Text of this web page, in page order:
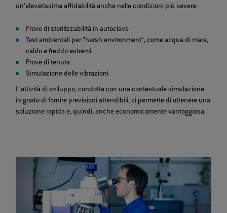
un’elevatissima affidabilità anche nelle condizioni più severe:
Prove di sterilizzabilità in autoclave
Test ambientali per “harsh environment“, come acqua di mare,
caldo e freddo estremi
Prove di tenuta
Simulazione delle vibrazioni
L’attività di sviluppo, condotta con una contestuale simulazione
in grado di fornire previsioni attendibili, ci permette di ottenere una
soluzione rapida e, quindi, anche economicamente vantaggiosa.